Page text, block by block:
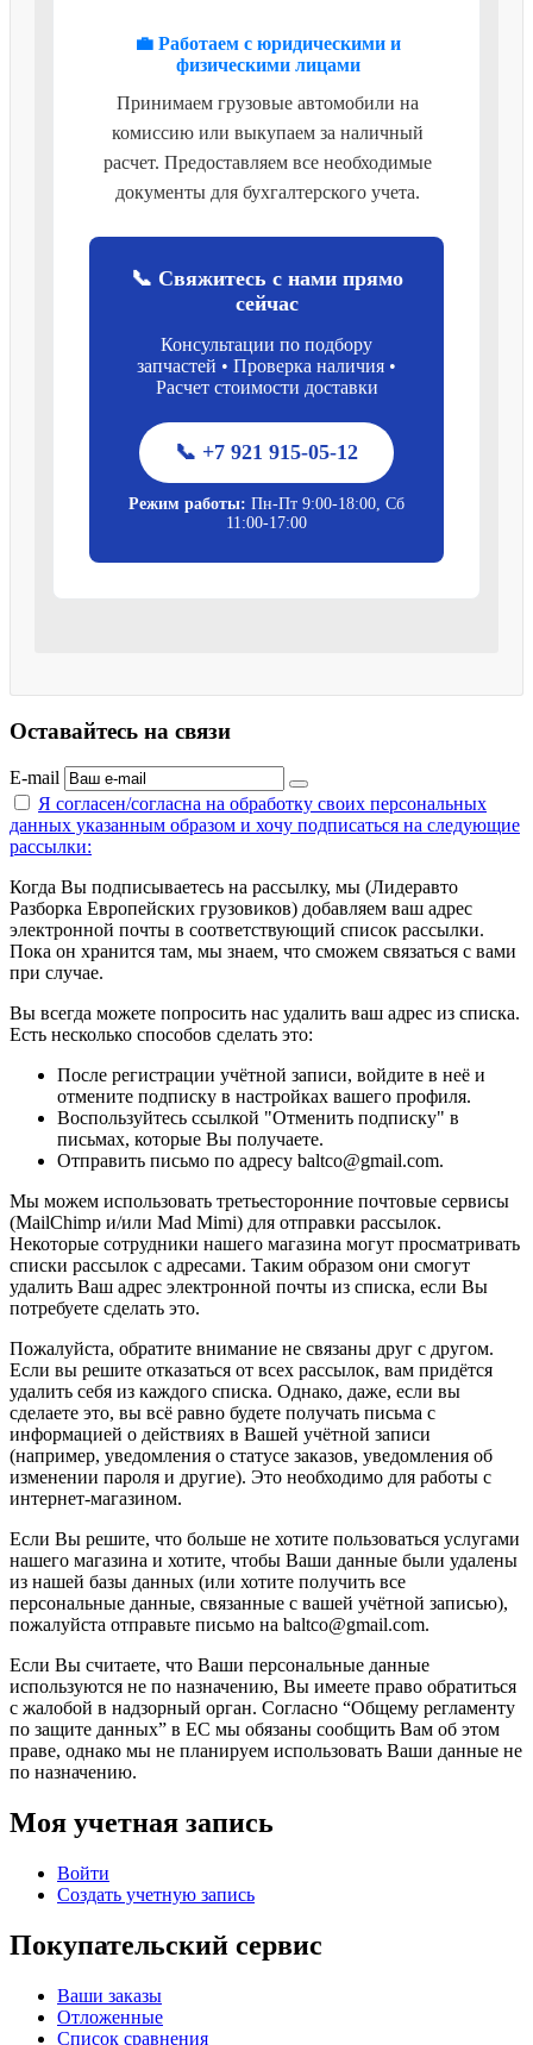
💼 Работаем с юридическими и
физическими лицами
Принимаем грузовые автомобили на
комиссию или выкупаем за наличный
расчет. Предоставляем все необходимые
документы для бухгалтерского учета.
📞 Свяжитесь с нами прямо
сейчас
Консультации по подбору
запчастей • Проверка наличия •
Расчет стоимости доставки
📞 +7 921 915-05-12
Режим работы: Пн-Пт 9:00-18:00, Сб
11:00-17:00
Оставайтесь на связи
E-mail
Я согласен/согласна на обработку своих персональных
данных указанным образом и хочу подписаться на следующие
рассылки:
Когда Вы подписываетесь на рассылку, мы (Лидеравто
Разборка Европейских грузовиков) добавляем ваш адрес
электронной почты в соответствующий список рассылки.
Пока он хранится там, мы знаем, что сможем связаться с вами
при случае.
Вы всегда можете попросить нас удалить ваш адрес из списка.
Есть несколько способов сделать это:
После регистрации учётной записи, войдите в неё и
отмените подписку в настройках вашего профиля.
Воспользуйтесь ссылкой "Отменить подписку" в
письмах, которые Вы получаете.
Отправить письмо по адресу baltco@gmail.com.
Мы можем использовать третьесторонние почтовые сервисы
(MailChimp и/или Mad Mimi) для отправки рассылок.
Некоторые сотрудники нашего магазина могут просматривать
списки рассылок с адресами. Таким образом они смогут
удалить Ваш адрес электронной почты из списка, если Вы
потребуете сделать это.
Пожалуйста, обратите внимание не связаны друг с другом.
Если вы решите отказаться от всех рассылок, вам придётся
удалить себя из каждого списка. Однако, даже, если вы
сделаете это, вы всё равно будете получать письма с
информацией о действиях в Вашей учётной записи
(например, уведомления о статусе заказов, уведомления об
изменении пароля и другие). Это необходимо для работы с
интернет-магазином.
Если Вы решите, что больше не хотите пользоваться услугами
нашего магазина и хотите, чтобы Ваши данные были удалены
из нашей базы данных (или хотите получить все
персональные данные, связанные с вашей учётной записью),
пожалуйста отправьте письмо на baltco@gmail.com.
Если Вы считаете, что Ваши персональные данные
используются не по назначению, Вы имеете право обратиться
с жалобой в надзорный орган. Согласно “Общему регламенту
по защите данных” в ЕС мы обязаны сообщить Вам об этом
праве, однако мы не планируем использовать Ваши данные не
по назначению.
Моя учетная запись
Войти
Создать учетную запись
Покупательский сервис
Ваши заказы
Отложенные
Список сравнения